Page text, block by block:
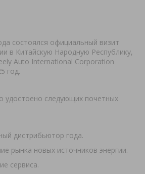
состоялся официальный визит
в Китайскую Народную Республику,
Auto International Corporation
год.
следующих почетных
дистрибьютор года.
рынка новых источников энергии.
сервиса.